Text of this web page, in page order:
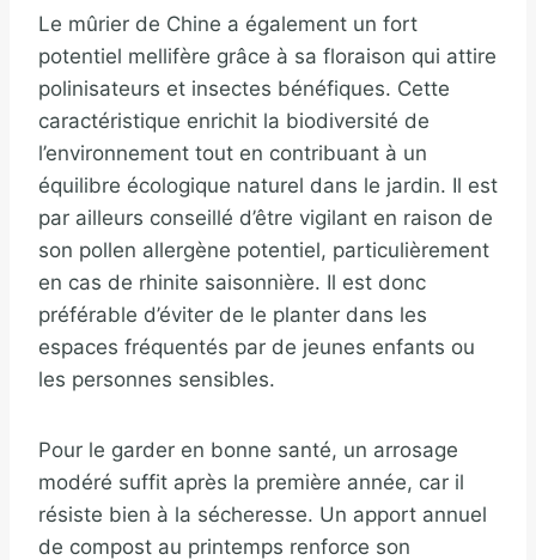
Le mûrier de Chine a également un fort
potentiel mellifère grâce à sa floraison qui attire
polinisateurs et insectes bénéfiques. Cette
caractéristique enrichit la biodiversité de
l’environnement tout en contribuant à un
équilibre écologique naturel dans le jardin. Il est
par ailleurs conseillé d’être vigilant en raison de
son pollen allergène potentiel, particulièrement
en cas de rhinite saisonnière. Il est donc
préférable d’éviter de le planter dans les
espaces fréquentés par de jeunes enfants ou
les personnes sensibles.
Pour le garder en bonne santé, un arrosage
modéré suffit après la première année, car il
résiste bien à la sécheresse. Un apport annuel
de compost au printemps renforce son